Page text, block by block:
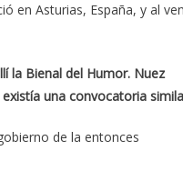
en Asturias, España, y al
la Bienal del Humor. Nuez
una convocatoria
de la entonces